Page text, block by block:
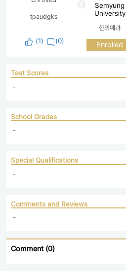
tpaudgks
(1) (0)
Semyung
University
한의예과
Enrolled
Test Scores
-
School Grades
-
Special Qualifications
-
Comments and Reviews
-
Comment (0)